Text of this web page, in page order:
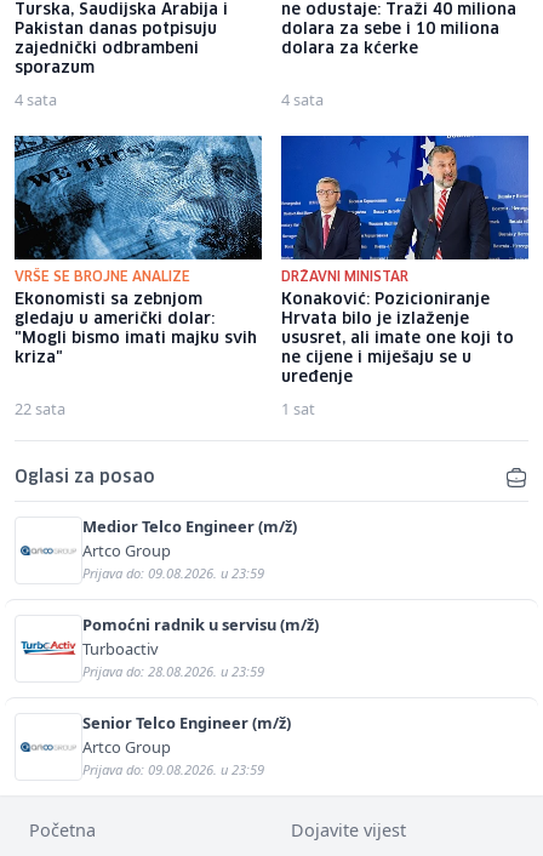
Turska, Saudijska Arabija i
Pakistan danas potpisuju
zajednički odbrambeni
sporazum
4 sata
ne odustaje: Traži 40 miliona
dolara za sebe i 10 miliona
dolara za kćerke
4 sata
VRŠE SE BROJNE ANALIZE
Ekonomisti sa zebnjom
gledaju u američki dolar:
"Mogli bismo imati majku svih
kriza"
22 sata
DRŽAVNI MINISTAR
Konaković: Pozicioniranje
Hrvata bilo je izlaženje
ususret, ali imate one koji to
ne cijene i miješaju se u
uređenje
1 sat
Oglasi za posao
Medior Telco Engineer (m/ž)
Artco Group
Prijava do: 09.08.2026. u 23:59
Pomoćni radnik u servisu (m/ž)
Turboactiv
Prijava do: 28.08.2026. u 23:59
Senior Telco Engineer (m/ž)
Artco Group
Prijava do: 09.08.2026. u 23:59
Početna Dojavite vijest